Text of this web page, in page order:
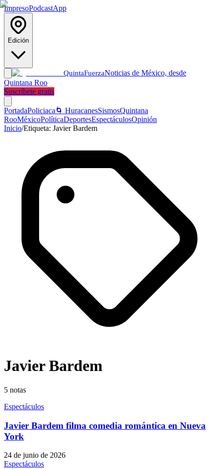
ImpresoPodcastApp
Edición
QuintaFuerzaNoticias de México, desde
Quintana Roo
Suscríbete gratis
PortadaPoliciaca 🌀 HuracanesSismosQuintana
RooMéxicoPolíticaDeportesEspectáculosOpinión
Inicio/Etiqueta: Javier Bardem
Javier Bardem
5 notas
Espectáculos
Javier Bardem filma comedia romántica en Nueva
York
24 de junio de 2026
Espectáculos